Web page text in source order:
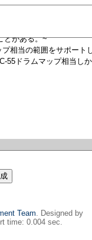
Team. Designed by
time: 0.004 sec.